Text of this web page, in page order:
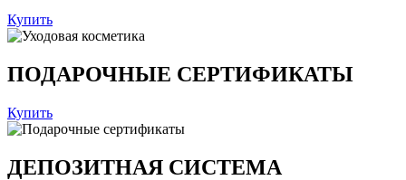
Купить
ПОДАРОЧНЫЕ СЕРТИФИКАТЫ
Купить
ДЕПОЗИТНАЯ СИСТЕМА